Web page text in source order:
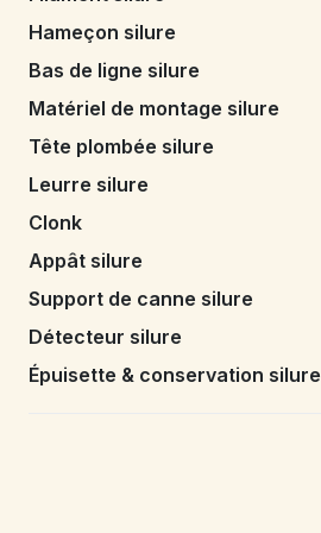
Hameçon silure
Bas de ligne silure
Matériel de montage silure
Tête plombée silure
Leurre silure
Clonk
Appât silure
Support de canne silure
Détecteur silure
Épuisette & conservation silure